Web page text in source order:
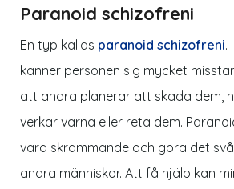
Paranoid schizofreni
En typ kallas paranoid schizofreni.
känner personen sig mycket
att andra planerar att skada dem,
verkar varna eller reta dem.
vara skrämmande och göra det
andra människor. Att få hjälp kan